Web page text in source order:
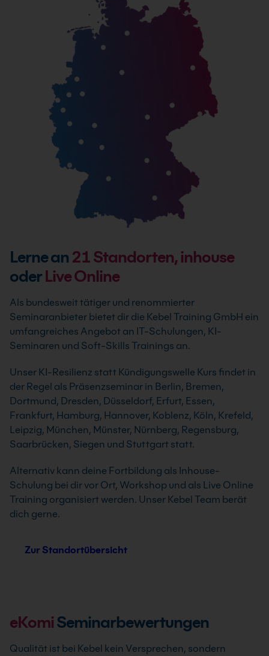
Lerne an 21Standorten, inhouse
oderLive Online
Als bundesweit tätiger und renommierter
Seminaranbieter bietet dir die Kebel Training GmbH ein
umfangreiches Angebot an IT-Schulungen, KI-
Seminaren und Soft-Skills Trainings an.
Unser KI-Resilienz statt Kündigungswelle Kurs findet in
der Regel als Präsenzseminar in Berlin, Bremen,
Dortmund, Dresden, Düsseldorf, Erfurt, Essen,
Frankfurt, Hamburg, Hannover, Koblenz, Köln, Krefeld,
Leipzig, München, Münster, Nürnberg, Regensburg,
Saarbrücken, Siegen und Stuttgart statt.
Alternativ kann deine Fortbildung als Inhouse-
Schulung bei dir vor Ort, Workshop und als Live Online
Training organisiert werden. Unser Kebel Team berät
dich gerne.
Zur Standortübersicht
eKomiSeminarbewertungen
Qualität ist bei Kebel kein Versprechen, sondern